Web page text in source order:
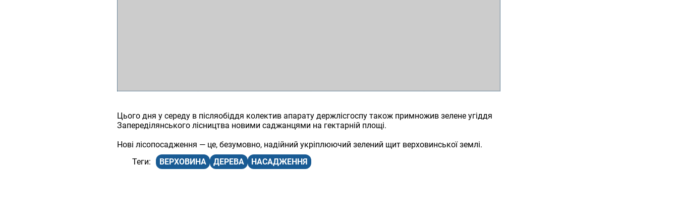
Цього дня у середу в післяобіддя колектив апарату держлісгоспу також примножив зелене угіддя
Запереділянського лісництва новими саджанцями на гектарній площі.
Нові лісопосадження — це, безумовно, надійний укріплюючий зелений щит верховинської землі.
ВЕРХОВИНА
ДЕРЕВА НАСАДЖЕННЯ